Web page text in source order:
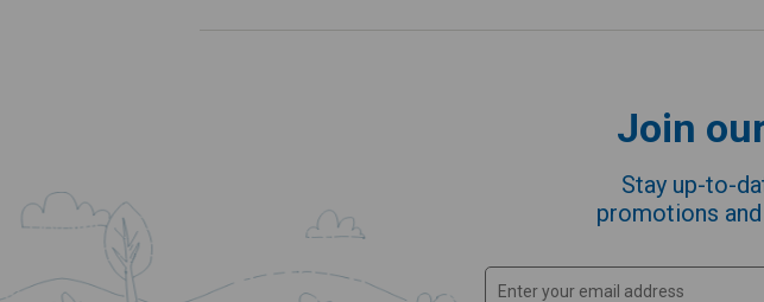
Join
Stay up-to-
promotions